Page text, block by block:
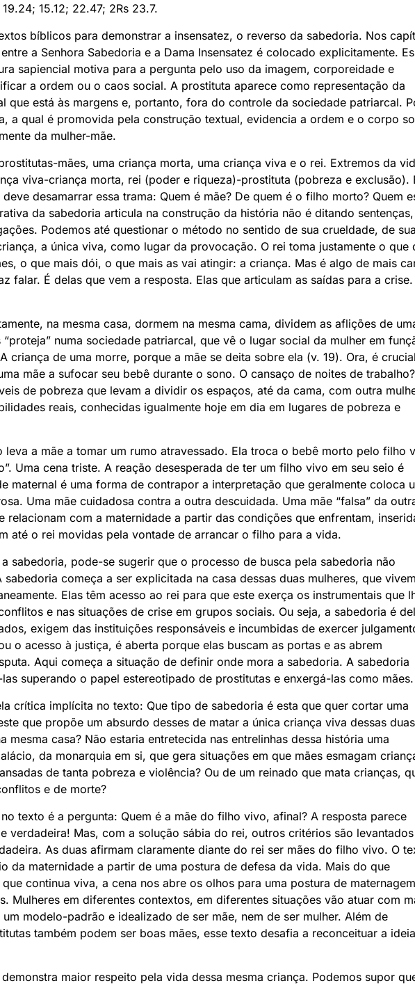
15.12; 22.47; 2Rs 23.7.
bíblicos para demonstrar a insensatez, o reverso da sabedoria. Nos
a Senhora Sabedoria e a Dama Insensatez é colocado explicitamente.
sapiencial motiva para a pergunta pelo uso da imagem, corporeidade e
a ordem ou o caos social. A prostituta aparece como representação da
que está às margens e, portanto, fora do controle da sociedade patriarcal.
a qual é promovida pela construção textual, evidencia a ordem e o corpo
da mulher-mãe.
mães, uma criança morta, uma criança viva e o rei. Extremos da
viva-criança morta, rei (poder e riqueza)-prostituta (pobreza e exclusão).
desamarrar essa trama: Quem é mãe? De quem é o filho morto? Quem
da sabedoria articula na construção da história não é ditando sentenças,
Podemos até questionar o método no sentido de sua crueldade, de sua
a única viva, como lugar da provocação. O rei toma justamente o que
o que mais dói, o que mais as vai atingir: a criança. Mas é algo de mais
falar. É delas que vem a resposta. Elas que articulam as saídas para a crise.
na mesma casa, dormem na mesma cama, dividem as aflições de
numa sociedade patriarcal, que vê o lugar social da mulher em
criança de uma morre, porque a mãe se deita sobre ela (v. 19). Ora, é crucial
mãe a sufocar seu bebê durante o sono. O cansaço de noites de
de pobreza que levam a dividir os espaços, até da cama, com outra
reais, conhecidas igualmente hoje em dia em lugares de pobreza e
leva a mãe a tomar um rumo atravessado. Ela troca o bebê morto pelo filho
Uma cena triste. A reação desesperada de ter um filho vivo em seu seio é
maternal é uma forma de contrapor a interpretação que geralmente coloca
Uma mãe cuidadosa contra a outra descuidada. Uma mãe “falsa” da
relacionam com a maternidade a partir das condições que enfrentam,
até o rei movidas pela vontade de arrancar o filho para a vida.
sabedoria, pode-se sugerir que o processo de busca pela sabedoria não
começa a ser explicitada na casa dessas duas mulheres, que
Elas têm acesso ao rei para que este exerça os instrumentais que
e nas situações de crise em grupos sociais. Ou seja, a sabedoria é
exigem das instituições responsáveis e incumbidas de exercer
o acesso à justiça, é aberta porque elas buscam as portas e as abrem
Aqui começa a situação de definir onde mora a sabedoria. A sabedoria
superando o papel estereotipado de prostitutas e enxergá-las como mães.
crítica implícita no texto: Que tipo de sabedoria é esta que quer cortar uma
que propõe um absurdo desses de matar a única criança viva dessas duas
mesma casa? Não estaria entretecida nas entrelinhas dessa história uma
da monarquia em si, que gera situações em que mães esmagam
de tanta pobreza e violência? Ou de um reinado que mata crianças,
e de morte?
texto é a pergunta: Quem é a mãe do filho vivo, afinal? A resposta parece
verdadeira! Mas, com a solução sábia do rei, outros critérios são levantados
As duas afirmam claramente diante do rei ser mães do filho vivo. O
da maternidade a partir de uma postura de defesa da vida. Mais do que
continua viva, a cena nos abre os olhos para uma postura de
Mulheres em diferentes contextos, em diferentes situações vão atuar com
modelo-padrão e idealizado de ser mãe, nem de ser mulher. Além de
também podem ser boas mães, esse texto desafia a reconceituar a ideia
maior respeito pela vida dessa mesma criança. Podemos supor